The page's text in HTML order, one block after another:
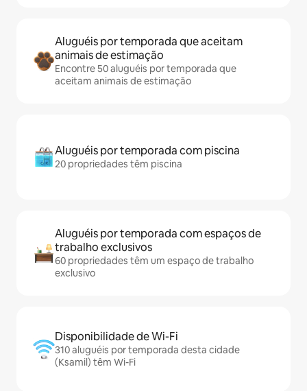
Aluguéis por temporada que aceitam
animais de estimação
Encontre 50 aluguéis por temporada que
aceitam animais de estimação
Aluguéis por temporada com piscina
20 propriedades têm piscina
Aluguéis por temporada com espaços de
trabalho exclusivos
60 propriedades têm um espaço de trabalho
exclusivo
Disponibilidade de Wi-Fi
310 aluguéis por temporada desta cidade
(Ksamil) têm Wi-Fi